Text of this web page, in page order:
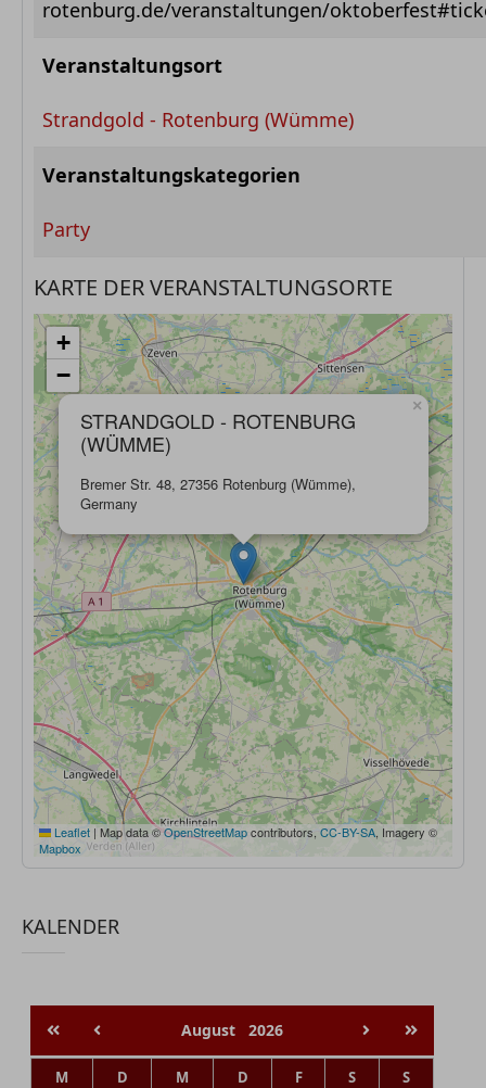
rotenburg.de/veranstaltungen/
Veranstaltungsort
Strandgold - Rotenburg (Wümme)
Veranstaltungskategorien
Party
KARTE DER VERANSTALTUNGSORTE
STRANDGOLD - ROTENBURG
(WÜMME)
Bremer Str. 48, 27356 Rotenburg (Wümme),
Germany
×
+
−
Leaflet | Map data ©OpenStreetMapcontributors, CC-BY-SA , Imagery ©
Mapbox
KALENDER
August 2026
M D M D F S
S